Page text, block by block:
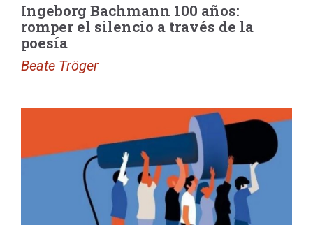
Ingeborg Bachmann 100 años:
romper el silencio a través de la
poesía
Beate Tröger